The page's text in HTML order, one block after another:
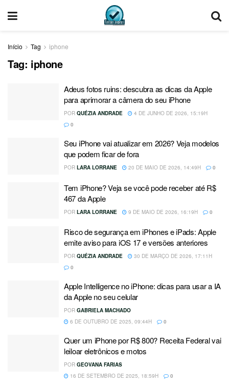
Início Tag iphone
Tag: iphone
Adeus fotos ruins: descubra as dicas da Apple
para aprimorar a câmera do seu iPhone
POR QUÉZIA ANDRADE
4 DE JUNHO DE 2026, 15:19H
0
Seu iPhone vai atualizar em 2026? Veja modelos
que podem ficar de fora
POR LARA LORRANE 20 DE MAIO DE 2026, 14:49H 0
Tem iPhone? Veja se você pode receber até R$
467 da Apple
POR LARA LORRANE 9 DE MAIO DE 2026, 16:19H 0
Risco de segurança em iPhones e iPads: Apple
emite aviso para iOS 17 e versões anteriores
POR QUÉZIA ANDRADE
30 DE MARÇO DE 2026, 17:11H
0
Apple Intelligence no iPhone: dicas para usar a IA
da Apple no seu celular
POR GABRIELA MACHADO
6 DE OUTUBRO DE 2025, 09:44H
0
Quer um iPhone por R$ 800? Receita Federal vai
leiloar eletrônicos e motos
POR GEOVANA FARIAS
16 DE SETEMBRO DE 2025, 18:59H
0